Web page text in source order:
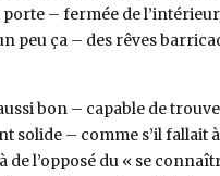
– fermée de
peu ça – des rêves
bon – capable de
solide – comme s’il fallait
de l’opposé du « se